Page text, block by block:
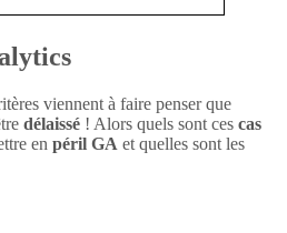
viennent à faire penser que
délaissé ! Alors quels sont ces cas
en péril GA et quelles sont les